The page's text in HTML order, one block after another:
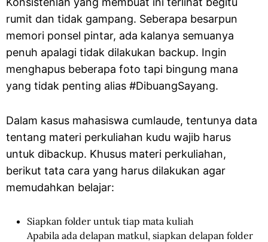
rumit dan tidak gampang. Seberapa besarpun
memori ponsel pintar, ada kalanya semuanya
penuh apalagi tidak dilakukan backup. Ingin
menghapus beberapa foto tapi bingung mana
yang tidak penting alias #DibuangSayang.
Dalam kasus mahasiswa cumlaude, tentunya data
tentang materi perkuliahan kudu wajib harus
untuk dibackup. Khusus materi perkuliahan,
berikut tata cara yang harus dilakukan agar
memudahkan belajar:
Siapkan folder untuk tiap mata kuliah
Apabila ada delapan matkul, siapkan delapan folder